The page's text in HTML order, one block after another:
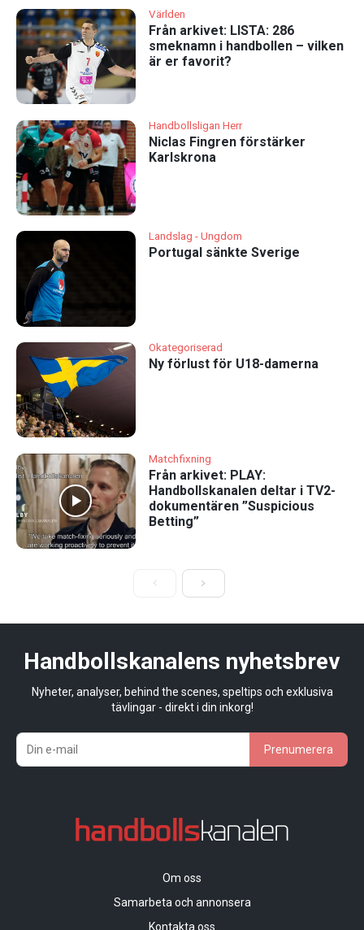
Världen
Från arkivet: LISTA: 286
smeknamn i handbollen – vilken
är er favorit?
Handbollsligan Herr
Niclas Fingren förstärker
Karlskrona
Landslag - Ungdom
Portugal sänkte Sverige
Okategoriserad
Ny förlust för U18-damerna
Matchfixning
Från arkivet: PLAY:
Handbollskanalen deltar i TV2-
dokumentären ”Suspicious
Betting”
Handbollskanalens nyhetsbrev
Nyheter, analyser, behind the scenes, speltips och exklusiva
tävlingar - direkt i din inkorg!
Prenumerera
Om oss
Samarbeta och annonsera
Kontakta oss